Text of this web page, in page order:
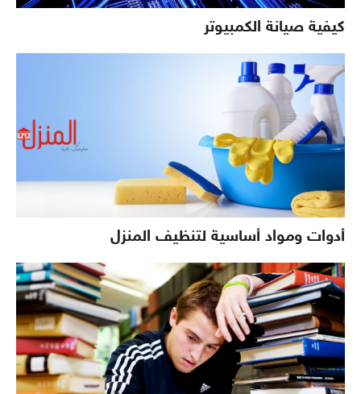
كيفية صيانة الكمبيوتر
أدوات ومواد أساسية لتنظيف المنزل